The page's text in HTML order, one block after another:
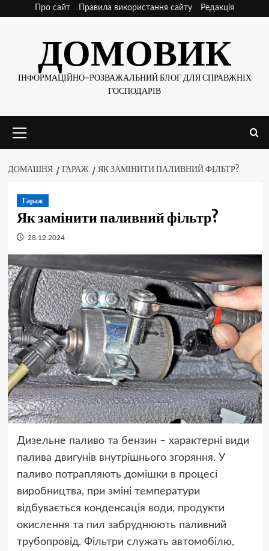
Про сайт Правила використання сайту Редакція
ДОМОВИК
ІНФОРМАЦІЙНО-РОЗВАЖАЛЬНИЙ БЛОГ ДЛЯ СПРАВЖНІХ
ГОСПОДАРІВ
меню
ДОМАШНЯ ГАРАЖ ЯК ЗАМІНИТИ ПАЛИВНИЙ ФІЛЬТР?
Гараж
Як замінити паливний фільтр?
28.12.2024
Дизельне паливо та бензин – характерні види
палива двигунів внутрішнього згоряння. У
паливо потрапляють домішки в процесі
виробництва, при зміні температури
відбувається конденсація води, продукти
окислення та пил забруднюють паливний
трубопровід. Фільтри служать автомобілю,